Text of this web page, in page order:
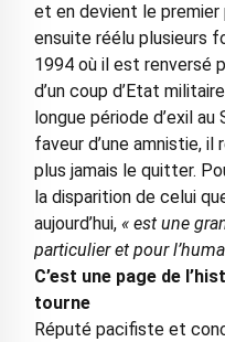
et en devient le premier
ensuite réélu plusieurs
1994 où il est renversé
d’un coup d’Etat
longue période d’exil au
faveur d’une amnistie,
plus jamais le quitter.
la disparition de celui
aujourd’hui, « est une
particulier et pour
C’est une page de
tourne
Réputé pacifiste et